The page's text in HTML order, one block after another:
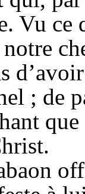
Vu ce
; de